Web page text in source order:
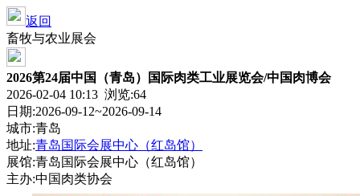
返回
畜牧与农业展会
2026第24届中国（青岛）国际肉类工业展览会/中国肉博会
2026-02-04 10:13 浏览:64
日期:2026-09-12~2026-09-14
城市:青岛
地址:青岛国际会展中心（红岛馆）
展馆:青岛国际会展中心（红岛馆）
主办:中国肉类协会